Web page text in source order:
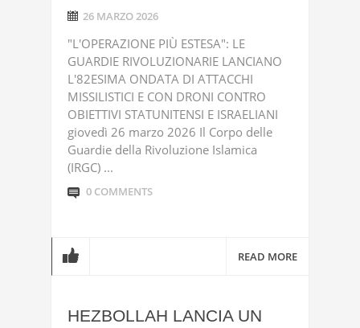
26 MARZO 2026
"L'OPERAZIONE PIÙ ESTESA": LE
GUARDIE RIVOLUZIONARIE LANCIANO
L'82ESIMA ONDATA DI ATTACCHI
MISSILISTICI E CON DRONI CONTRO
OBIETTIVI STATUNITENSI E ISRAELIANI
giovedì 26 marzo 2026 Il Corpo delle
Guardie della Rivoluzione Islamica
(IRGC) ...
0 COMMENTS
READ MORE
HEZBOLLAH LANCIA UN